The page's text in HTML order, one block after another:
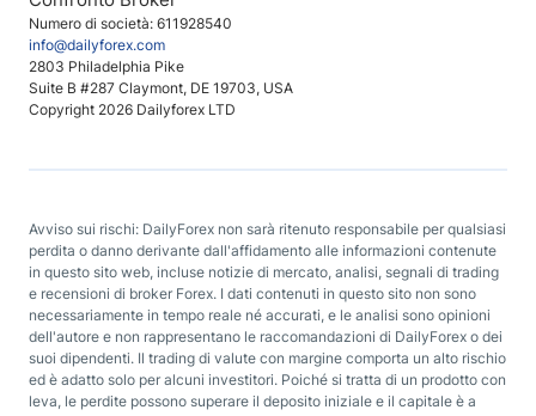
Numero di società: 611928540
info@dailyforex.com
2803 Philadelphia Pike
Suite B #287 Claymont, DE 19703, USA
Copyright 2026 Dailyforex LTD
Avviso sui rischi: DailyForex non sarà ritenuto responsabile per qualsiasi
perdita o danno derivante dall'affidamento alle informazioni contenute
in questo sito web, incluse notizie di mercato, analisi, segnali di trading
e recensioni di broker Forex. I dati contenuti in questo sito non sono
necessariamente in tempo reale né accurati, e le analisi sono opinioni
dell'autore e non rappresentano le raccomandazioni di DailyForex o dei
suoi dipendenti. Il trading di valute con margine comporta un alto rischio
ed è adatto solo per alcuni investitori. Poiché si tratta di un prodotto con
leva, le perdite possono superare il deposito iniziale e il capitale è a